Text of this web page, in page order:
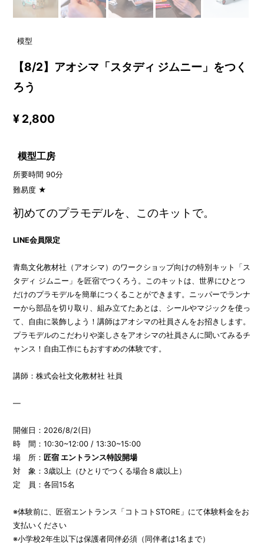
模型
【8/2】アオシマ「スタディ ジムニー」をつく
ろう
¥ 2,800
模型工房
所要時間 90分
難易度 ★
初めてのプラモデルを、このキットで。
LINE会員限定
青島文化教材社（アオシマ）のワークショップ向けの特別キット「ス
タディ ジムニー」を匠宿でつくろう。このキットは、世界にひとつ
だけのプラモデルを簡単につくることができます。ニッパーでランナ
ーから部品を切り取り、組み立てたあとは、シールやマジックを使っ
て、自由に装飾しよう！講師はアオシマの社員さんをお招きします。
プラモデルのこだわりや楽しさをアオシマの社員さんに聞いてみるチ
ャンス！自由工作にもおすすめの体験です。
講師：株式会社文化教材社 社員
—
開催日：2026/8/2(日)
時 間：10:30~12:00 / 13:30~15:00
場 所： 匠宿 エントランス特設開場
対 象：3歳以上（ひとりでつくる場合８歳以上）
定 員：各回15名
※体験前に、匠宿エントランス「コトコトSTORE」にて体験料金をお
支払いください
※小学校2年生以下は保護者同伴必須（同伴者は1名まで）